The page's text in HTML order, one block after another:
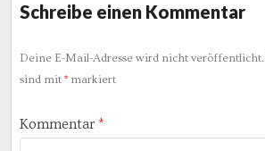
Schreibe einen Kommentar
Deine E-Mail-Adresse wird nicht veröffentlicht.
sind mit *markiert
Kommentar *